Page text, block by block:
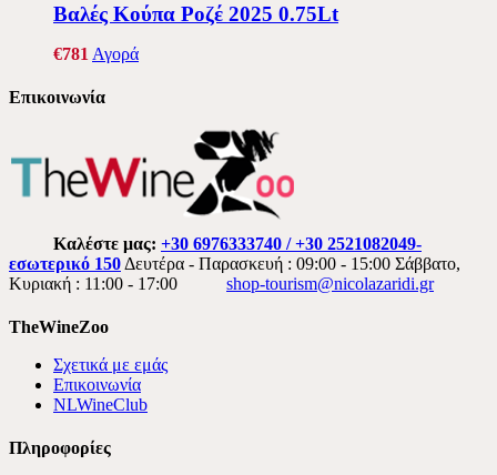
Βαλές Κούπα Ροζέ 2025 0.75Lt
€781 Αγορά
Επικοινωνία
Καλέστε μας: +30 6976333740 / +30 2521082049-
εσωτερικό 150 Δευτέρα - Παρασκευή : 09:00 - 15:00 Σάββατο,
Κυριακή : 11:00 - 17:00
shop-tourism@nicolazaridi.gr
TheWineZoo
Σχετικά με εμάς
Επικοινωνία
NLWineClub
Πληροφορίες